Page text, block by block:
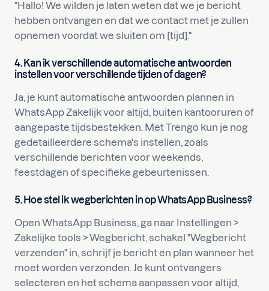
"Hallo! We wilden je laten weten dat we je bericht
hebben ontvangen en dat we contact met je zullen
opnemen voordat we sluiten om [tijd]."
4. Kan ik verschillende automatische antwoorden
instellen voor verschillende tijden of dagen?
Ja, je kunt automatische antwoorden plannen in
WhatsApp Zakelijk voor altijd, buiten kantooruren of
aangepaste tijdsbestekken. Met Trengo kun je nog
gedetailleerdere schema's instellen, zoals
verschillende berichten voor weekends,
feestdagen of specifieke gebeurtenissen.
5. Hoe stel ik wegberichten in op WhatsApp Business?
Open WhatsApp Business, ga naar Instellingen >
Zakelijke tools > Wegbericht, schakel "Wegbericht
verzenden" in, schrijf je bericht en plan wanneer het
moet worden verzonden. Je kunt ontvangers
selecteren en het schema aanpassen voor altijd,